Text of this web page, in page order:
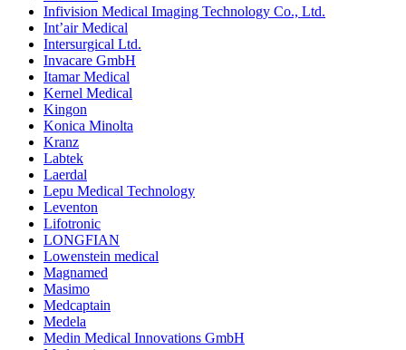
Infivision Medical Imaging Technology Co., Ltd.
Int’air Medical
Intersurgical Ltd.
Invacare GmbH
Itamar Medical
Kernel Medical
Kingon
Konica Minolta
Kranz
Labtek
Laerdal
Lepu Medical Technology
Leventon
Lifotronic
LONGFIAN
Lowenstein medical
Magnamed
Masimo
Medcaptain
Medela
Medin Medical Innovations GmbH